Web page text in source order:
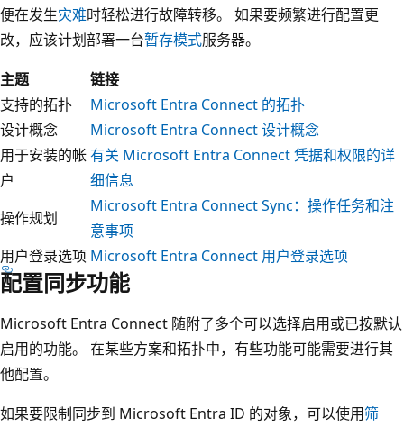
便在发生灾难时轻松进行故障转移。 如果要频繁进行配置更
改，应该计划部署一台暂存模式服务器。
主题
链接
支持的拓扑
Microsoft Entra Connect 的拓扑
设计概念
Microsoft Entra Connect 设计概念
用于安装的帐
户
有关 Microsoft Entra Connect 凭据和权限的详
细信息
操作规划
Microsoft Entra Connect Sync：操作任务和注
意事项
用户登录选项 Microsoft Entra Connect 用户登录选项
配置同步功能
Microsoft Entra Connect 随附了多个可以选择启用或已按默认
启用的功能。 在某些方案和拓扑中，有些功能可能需要进行其
他配置。
如果要限制同步到 Microsoft Entra ID 的对象，可以使用筛